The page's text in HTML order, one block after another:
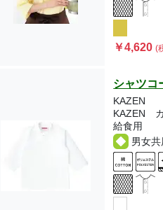
￥4,620(
シャツコ
KAZEN
KAZEN
給食用
男女共